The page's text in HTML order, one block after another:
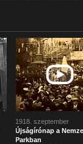
1918. szeptember
Újságírónap a
Parkban